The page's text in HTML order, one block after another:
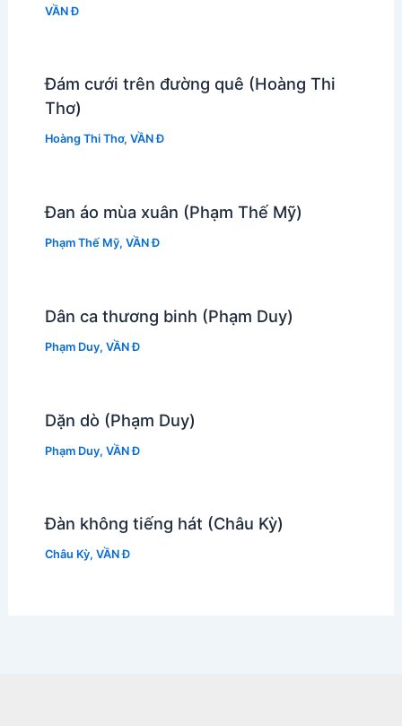
VẦN Đ
Đám cưới trên đường quê (Hoàng Thi
Thơ)
Hoàng Thi Thơ, VẦN Đ
Đan áo mùa xuân (Phạm Thế Mỹ)
Phạm Thế Mỹ, VẦN Đ
Dân ca thương binh (Phạm Duy)
Phạm Duy, VẦN Đ
Dặn dò (Phạm Duy)
Phạm Duy, VẦN Đ
Đàn không tiếng hát (Châu Kỳ)
Châu Kỳ, VẦN Đ